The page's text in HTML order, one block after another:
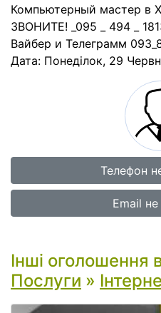
Компьютерный мастер в
ЗВОНИТЕ! _095 _ 494 _
Вайбер и Телеграмм
Дата: Понеділок, 29
Телефон
Email
Інші оголошення
Послуги »